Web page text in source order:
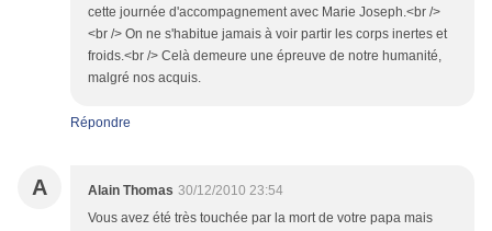
cette journée d'accompagnement avec Marie Joseph.<br />
<br /> On ne s'habitue jamais à voir partir les corps inertes et
froids.<br /> Celà demeure une épreuve de notre humanité,
malgré nos acquis.
Répondre
A Alain Thomas 30/12/2010 23:54
Vous avez été très touchée par la mort de votre papa mais